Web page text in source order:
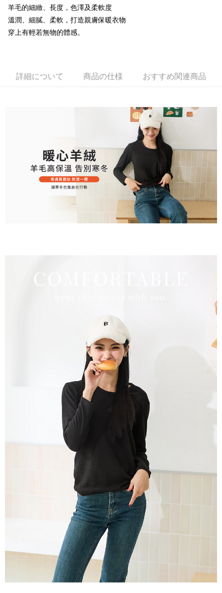
【注意事項】
1. 本サービスは「台湾大哥大株式会社」（以下「当社」といいます）によ
って提供され、ユーザーが取引時に本サービスを通じて商品やサービスを
情報（名前、電話または住所を含む）を台湾大哥大に提供し、収集、処理
および利用するために、当社があなた本人と分割請求書に必要な情報の確
お支払期限は、ショップが請求した期日と、AFTEEで延長できる日数をも
とに計算されます。AFTEEで注文すると、商品を受け取るまで支払い期限
を延長できますが、商品を期限内に受け取れない場合があります（例：予
約商品や商品到着日が比較的遅い商品）。そのため、商品到着の有無に関
き、限度額が設定されます。
三、利用規約「AFTEE代金後払い」（以下当サービスという）はネットプ
ロテクションズ（以下 AFTEE という）が提供し、AFTEEが代金を徴収し
ます。当サービスご利用の際に提供しなければならない個人情報（注文者
の氏名、電話番号、受取人の氏名、電話番号、受取人住所を含むがこれに
限らない）は、AFTEEに渡され当サービスで必要な範囲内で利用されま
す。AFTEEの個人情報の収集、処理、利用について、詳細はAFTEE公式ホ
ームページの『個人情報の収集、処理及び利用に関する声明』をご参照く
https://aftee.tw/privacypolicy/ ）。
AFTEEの初回ご利用の際に、審査を通過すれば、最高額がNT$10,000にな
ります。支払い期限を過ぎた場合、その金額に基づいて年利20%の遅延滞
納金が加算されます。未成年の利用者は、事前に法定代理人または後見人
の同意を得ればAFTEEをご利用いただけます。
にご連絡ください。上記に示した個人情報を、必要な購入注文書とあわせ
択しないでください。
配送毎にNT$80、NT$499以上で送料無料
萊爾富取貨付款
配送毎にNT$80、NT$799以上で送料無料
7-11取貨(快速到店)
配送毎にNT$90
宅配/離島不配送
配送毎にNT$80、NT$890以上で送料無料
羊毛的細緻、長度，色澤及柔軟度
溫潤、細膩、柔軟，打造親膚保暖衣物
穿上有輕若無物的體感。
詳細について 商品の仕様 おすすめ関連商品